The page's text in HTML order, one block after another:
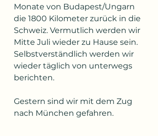
Monate von Budapest/Ungarn
die 1800 Kilometer zurück in die
Schweiz. Vermutlich werden wir
Mitte Juli wieder zu Hause sein.
Selbstverständlich werden wir
wieder täglich von unterwegs
berichten.
Gestern sind wir mit dem Zug
nach München gefahren.